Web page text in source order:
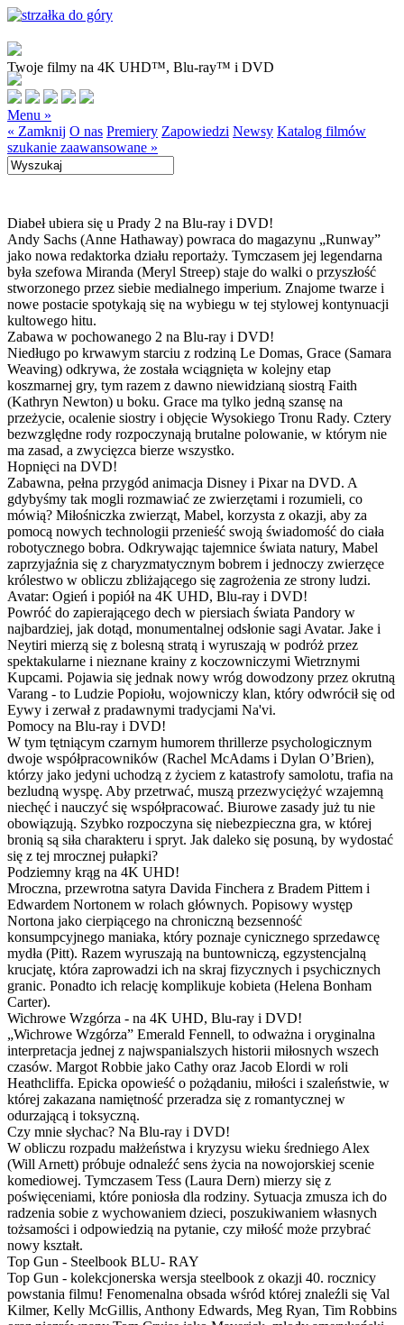
Twoje filmy na 4K UHD™, Blu-ray™ i DVD
Menu »
« Zamknij O nas Premiery Zapowiedzi Newsy Katalog filmów
szukanie zaawansowane »
Diabeł ubiera się u Prady 2 na Blu-ray i DVD!
Andy Sachs (Anne Hathaway) powraca do magazynu „Runway”
jako nowa redaktorka działu reportaży. Tymczasem jej legendarna
była szefowa Miranda (Meryl Streep) staje do walki o przyszłość
stworzonego przez siebie medialnego imperium. Znajome twarze i
nowe postacie spotykają się na wybiegu w tej stylowej kontynuacji
kultowego hitu.
Zabawa w pochowanego 2 na Blu-ray i DVD!
Niedługo po krwawym starciu z rodziną Le Domas, Grace (Samara
Weaving) odkrywa, że została wciągnięta w kolejny etap
koszmarnej gry, tym razem z dawno niewidzianą siostrą Faith
(Kathryn Newton) u boku. Grace ma tylko jedną szansę na
przeżycie, ocalenie siostry i objęcie Wysokiego Tronu Rady. Cztery
bezwzględne rody rozpoczynają brutalne polowanie, w którym nie
ma zasad, a zwycięzca bierze wszystko.
Hopnięci na DVD!
Zabawna, pełna przygód animacja Disney i Pixar na DVD. A
gdybyśmy tak mogli rozmawiać ze zwierzętami i rozumieli, co
mówią? Miłośniczka zwierząt, Mabel, korzysta z okazji, aby za
pomocą nowych technologii przenieść swoją świadomość do ciała
robotycznego bobra. Odkrywając tajemnice świata natury, Mabel
zaprzyjaźnia się z charyzmatycznym bobrem i jednoczy zwierzęce
królestwo w obliczu zbliżającego się zagrożenia ze strony ludzi.
Avatar: Ogień i popiół na 4K UHD, Blu-ray i DVD!
Powróć do zapierającego dech w piersiach świata Pandory w
najbardziej, jak dotąd, monumentalnej odsłonie sagi Avatar. Jake i
Neytiri mierzą się z bolesną stratą i wyruszają w podróż przez
spektakularne i nieznane krainy z koczowniczymi Wietrznymi
Kupcami. Pojawia się jednak nowy wróg dowodzony przez okrutną
Varang - to Ludzie Popiołu, wojowniczy klan, który odwrócił się od
Eywy i zerwał z pradawnymi tradycjami Na'vi.
Pomocy na Blu-ray i DVD!
W tym tętniącym czarnym humorem thrillerze psychologicznym
dwoje współpracowników (Rachel McAdams i Dylan O’Brien),
którzy jako jedyni uchodzą z życiem z katastrofy samolotu, trafia na
bezludną wyspę. Aby przetrwać, muszą przezwyciężyć wzajemną
niechęć i nauczyć się współpracować. Biurowe zasady już tu nie
obowiązują. Szybko rozpoczyna się niebezpieczna gra, w której
bronią są siła charakteru i spryt. Jak daleko się posuną, by wydostać
się z tej mrocznej pułapki?
Podziemny krąg na 4K UHD!
Mroczna, przewrotna satyra Davida Finchera z Bradem Pittem i
Edwardem Nortonem w rolach głównych. Popisowy występ
Nortona jako cierpiącego na chroniczną bezsenność
konsumpcyjnego maniaka, który poznaje cynicznego sprzedawcę
mydła (Pitt). Razem wyruszają na buntowniczą, egzystencjalną
krucjatę, która zaprowadzi ich na skraj fizycznych i psychicznych
granic. Ponadto ich relację komplikuje kobieta (Helena Bonham
Carter).
Wichrowe Wzgórza - na 4K UHD, Blu-ray i DVD!
„Wichrowe Wzgórza” Emerald Fennell, to odważna i oryginalna
interpretacja jednej z najwspanialszych historii miłosnych wszech
czasów. Margot Robbie jako Cathy oraz Jacob Elordi w roli
Heathcliffa. Epicka opowieść o pożądaniu, miłości i szaleństwie, w
której zakazana namiętność przeradza się z romantycznej w
odurzającą i toksyczną.
Czy mnie słychac? Na Blu-ray i DVD!
W obliczu rozpadu małżeństwa i kryzysu wieku średniego Alex
(Will Arnett) próbuje odnaleźć sens życia na nowojorskiej scenie
komediowej. Tymczasem Tess (Laura Dern) mierzy się z
poświęceniami, które poniosła dla rodziny. Sytuacja zmusza ich do
radzenia sobie z wychowaniem dzieci, poszukiwaniem własnych
tożsamości i odpowiedzią na pytanie, czy miłość może przybrać
nowy kształt.
Top Gun - Steelbook BLU- RAY
Top Gun - kolekcjonerska wersja steelbook z okazji 40. rocznicy
powstania filmu! Fenomenalna obsada wśród której znaleźli się Val
Kilmer, Kelly McGillis, Anthony Edwards, Meg Ryan, Tim Robbins